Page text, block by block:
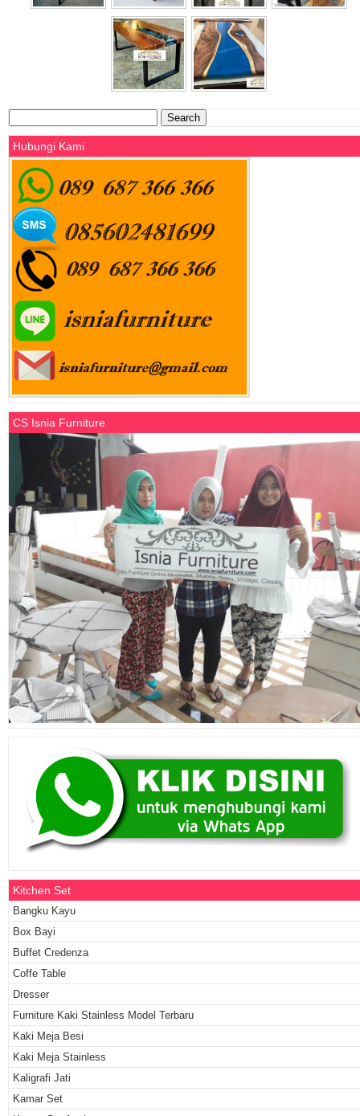
Search
for:
Hubungi Kami
CS Isnia Furniture
Kitchen Set
Bangku Kayu
Box Bayi
Buffet Credenza
Coffe Table
Dresser
Furniture Kaki Stainless Model Terbaru
Kaki Meja Besi
Kaki Meja Stainless
Kaligrafi Jati
Kamar Set